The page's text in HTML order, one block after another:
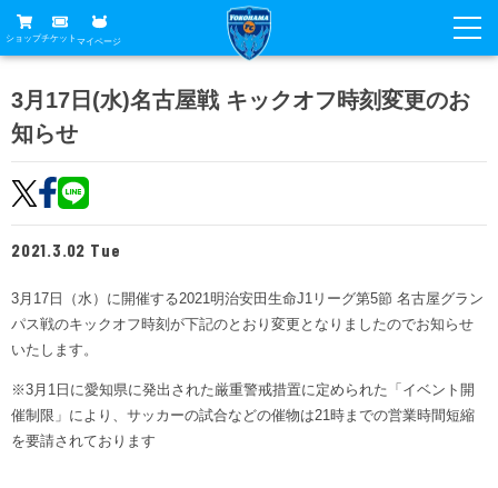
ショップチケット マイページ
グッズ
ホームタウン
トップチーム
メディア
試合
アカデミー
試合
試合日程
チケット
チケットガイド
席種・価格表
チケット購入方法
販売スケジュール
ニッパツシート
チーム
選手・スタッフ
スケジュール
練習見学について
観戦ガイド
横浜FC観戦ガイド
試合会場アクセス
観戦ルール・マナー
クラブ概要
ファン
3月17日(水)名古屋戦 キックオフ時刻変更のお
知らせ
2021.3.02 Tue
3月17日（水）に開催する2021明治安田生命J1リーグ第5節 名古屋グラン
パス戦のキックオフ時刻が下記のとおり変更となりましたのでお知らせ
いたします。
※3月1日に愛知県に発出された厳重警戒措置に定められた「イベント開
催制限」により、サッカーの試合などの催物は21時までの営業時間短縮
を要請されております